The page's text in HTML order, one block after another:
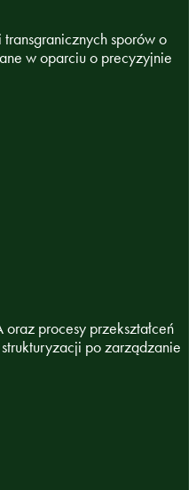
sporów o
w oparciu o precyzyjnie
procesy przekształceń
po zarządzanie